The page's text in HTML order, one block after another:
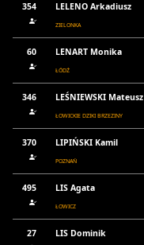
354 LELENO Arkadiusz
ZIELONKA
60 LENART Monika
ŁÓDŹ
346 LEŚNIEWSKI Mateusz
ŁOWICKIE DZIKI BRZEZINY
370 LIPIŃSKI Kamil
POZNAŃ
495 LIS Agata
ŁOWICZ
27 LIS Dominik